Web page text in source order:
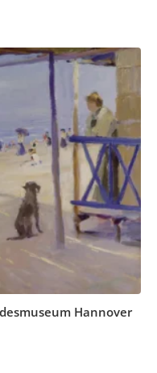
Hannover